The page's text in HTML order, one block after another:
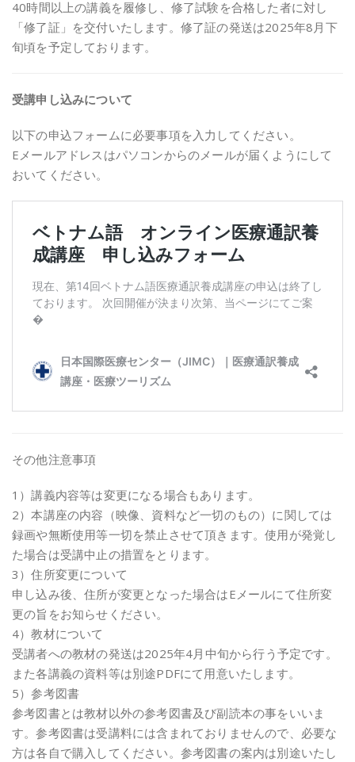
40時間以上の講義を履修し、修了試験を合格した者に対し
「修了証」を交付いたします。修了証の発送は2025年8月下
旬頃を予定しております。
受講申し込みについて
以下の申込フォームに必要事項を入力してください。
Eメールアドレスはパソコンからのメールが届くようにして
おいてください。
その他注意事項
1）講義内容等は変更になる場合もあります。
2）本講座の内容（映像、資料など一切のもの）に関しては
録画や無断使用等一切を禁止させて頂きます。使用が発覚し
た場合は受講中止の措置をとります。
3）住所変更について
申し込み後、住所が変更となった場合はEメールにて住所変
更の旨をお知らせください。
4）教材について
受講者への教材の発送は2025年4月中旬から行う予定です。
また各講義の資料等は別途PDFにて用意いたします。
5）参考図書
参考図書とは教材以外の参考図書及び副読本の事をいいま
す。参考図書は受講料には含まれておりませんので、必要な
方は各自で購入してください。参考図書の案内は別途いたし